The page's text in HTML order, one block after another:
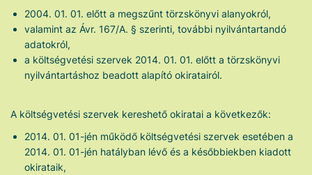
2004. 01. 01. előtt a megszűnt törzskönyvi alanyokról,
valamint az Ávr. 167/A. § szerinti, további nyilvántartandó
adatokról,
a költségvetési szervek 2014. 01. 01. előtt a törzskönyvi
nyilvántartáshoz beadott alapító okiratairól.
A költségvetési szervek kereshető okiratai a következők:
2014. 01. 01-jén működő költségvetési szervek esetében a
2014. 01. 01-jén hatályban lévő és a későbbiekben kiadott
okirataik,